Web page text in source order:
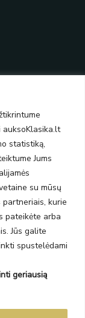
auksoKlasika.lt
statistiką,
Jums
su mūsų
partneriais, kurie
pateikėte arba
Jūs galite
spustelėdami
geriausią
bei riboto